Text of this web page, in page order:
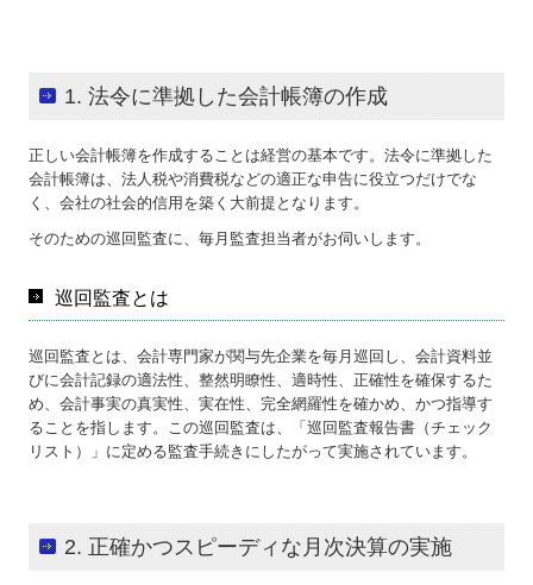
1. 法令に準拠した会計帳簿の作成
正しい会計帳簿を作成することは経営の基本です。法令に準拠した
会計帳簿は、法人税や消費税などの適正な申告に役立つだけでな
く、会社の社会的信用を築く大前提となります。
そのための巡回監査に、毎月監査担当者がお伺いします。
巡回監査とは
巡回監査とは、会計専門家が関与先企業を毎月巡回し、会計資料並
びに会計記録の適法性、整然明瞭性、適時性、正確性を確保するた
め、会計事実の真実性、実在性、完全網羅性を確かめ、かつ指導す
ることを指します。この巡回監査は、「巡回監査報告書（チェック
リスト）」に定める監査手続きにしたがって実施されています。
2. 正確かつスピーディな月次決算の実施